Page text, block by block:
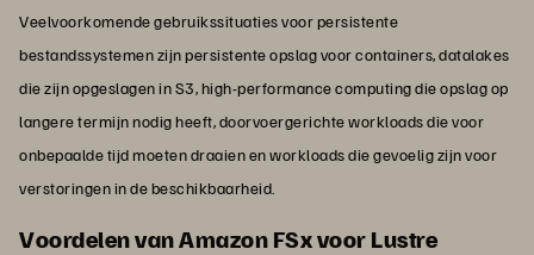
Veelvoorkomende gebruikssituaties voor persistente
bestandssystemen zijn persistente opslag voor containers, datalakes
die zijn opgeslagen in S3, high-performance computing die opslag op
langere termijn nodig heeft, doorvoergerichte workloads die voor
onbepaalde tijd moeten draaien en workloads die gevoelig zijn voor
verstoringen in de beschikbaarheid.
Voordelen van Amazon FSx voor Lustre